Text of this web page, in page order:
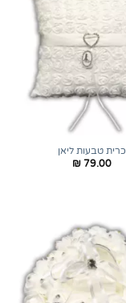
כרית טבעות ליאן
₪ 79.00